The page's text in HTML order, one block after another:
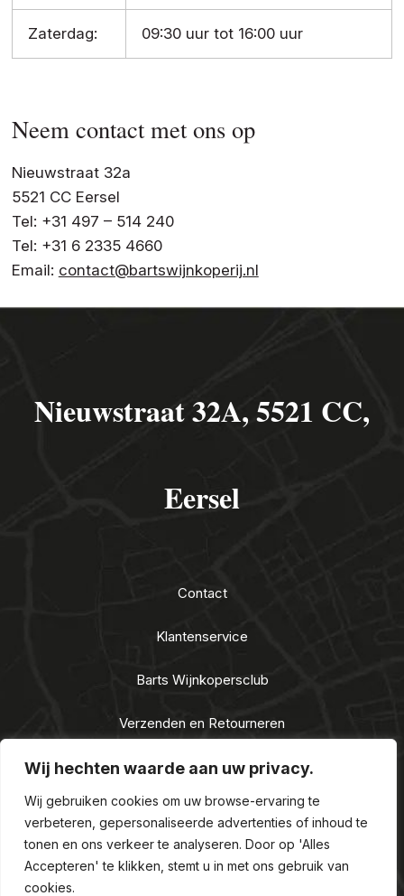
Wij hechten waarde aan uw privacy.
Wij gebruiken cookies om uw browse-ervaring te
verbeteren, gepersonaliseerde advertenties of inhoud te
tonen en ons verkeer te analyseren. Door op 'Alles
Accepteren' te klikken, stemt u in met ons gebruik van
cookies.
Zaterdag: 09:30 uur tot 16:00 uur
Neem contact met ons op
Nieuwstraat 32a
5521 CC Eersel
Tel: +31 497 – 514 240
Tel: +31 6 2335 4660
Email: contact@bartswijnkoperij.nl
Nieuwstraat 32A, 5521 CC,
Eersel
Contact
Klantenservice
Barts Wijnkopersclub
Verzenden en Retourneren
Algemene voorwaarden
Privacy Statement
Nieuwe Alcoholwet 2021